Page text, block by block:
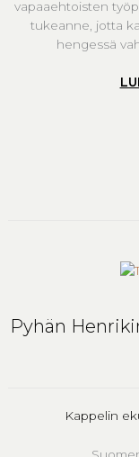
vapaaehtoisten
tukeanne, jotta
hengessä
Pyhän
Kappelin